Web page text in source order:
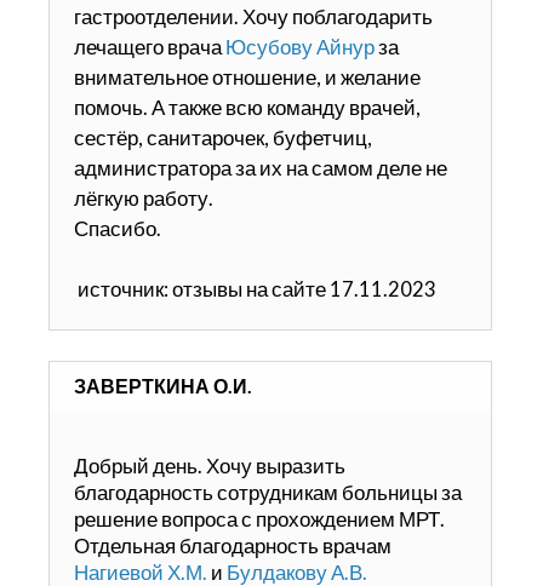
гастроотделении. Хочу поблагодарить
лечащего врача Юсубову Айнурза
внимательное отношение, и желание
помочь. А также всю команду врачей,
сестёр, санитарочек, буфетчиц,
администратора за их на самом деле не
лёгкую работу.
Спасибо.
источник: отзывы на сайте 17.11.2023
ЗАВЕРТКИНА О.И.
Добрый день. Хочу выразить
благодарность сотрудникам больницы за
решение вопроса с прохождением МРТ.
Отдельная благодарность врачам
Нагиевой Х.М. и Булдакову А.В.